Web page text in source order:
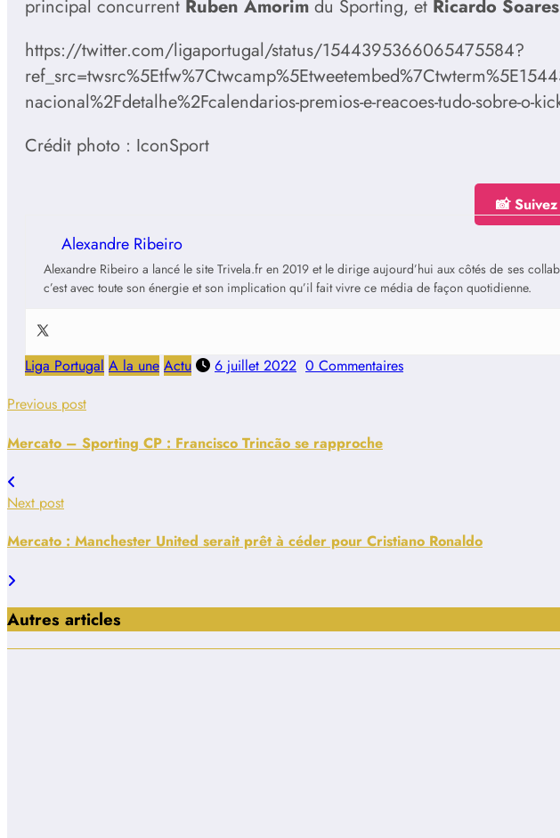
principal concurrent Ruben Amorim du Sporting, et Ricardo Soares
https://twitter.com/ligaportugal/status/1544395366065475584?
nacional%2Fdetalhe%2Fcalendarios-premios-e-reacoes-tudo-sobre-o-
Crédit photo : IconSport
📸
Alexandre Ribeiro
Alexandre Ribeiro a lancé le site Trivela.fr en 2019 et le dirige aujourd’hui aux côtés de ses
c’est avec toute son énergie et son implication qu’il fait vivre ce média de façon quotidienne.
Liga Portugal A la une Actu 6 juillet 2022 0 Commentaires
Previous post
Mercato – Sporting CP : Francisco Trincão se rapproche
Next post
Mercato : Manchester United serait prêt à céder pour Cristiano Ronaldo
Autres articles